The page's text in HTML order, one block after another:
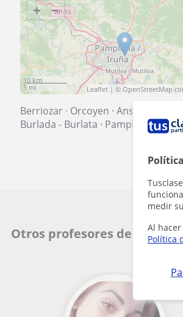
medir
Al
Política
+ −
10 km
5 mi
Leaflet | ©OpenStreetMap
Berriozar · Orcoyen · Ansoáin
Burlada - Burlata · Pamplona -
Otros profesores de CAE